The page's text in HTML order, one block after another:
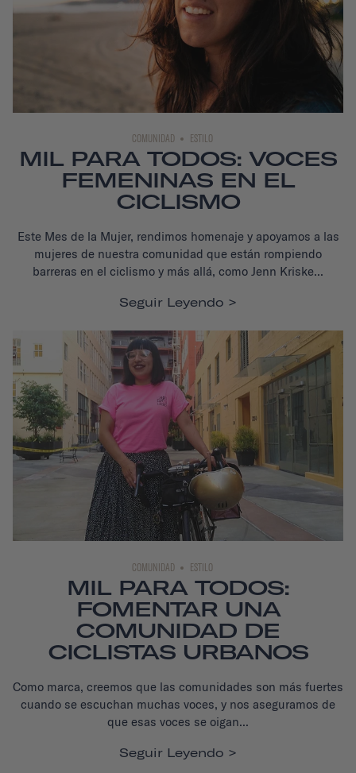
COMUNIDAD ESTILO
MIL PARA TODOS: VOCES
FEMENINAS EN EL
CICLISMO
Este Mes de la Mujer, rendimos homenaje y apoyamos a las
mujeres de nuestra comunidad que están rompiendo
barreras en el ciclismo y más allá, como Jenn Kriske...
Seguir Leyendo
COMUNIDAD ESTILO
MIL PARA TODOS:
FOMENTAR UNA
COMUNIDAD DE
CICLISTAS URBANOS
Como marca, creemos que las comunidades son más fuertes
cuando se escuchan muchas voces, y nos aseguramos de
que esas voces se oigan...
Seguir Leyendo